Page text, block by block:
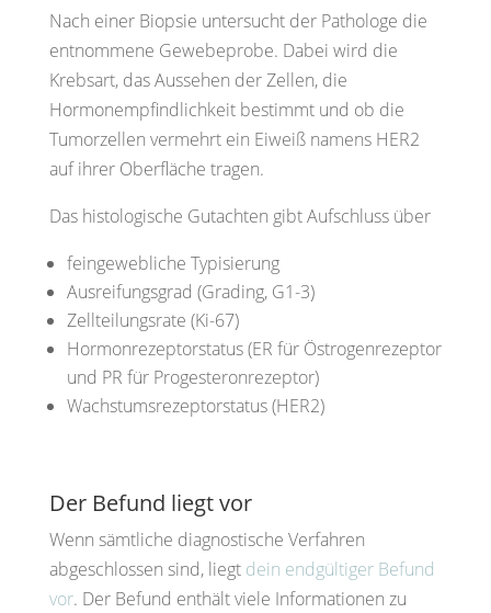
Nach einer Biopsie untersucht der Pathologe die
entnommene Gewebeprobe. Dabei wird die
Krebsart, das Aussehen der Zellen, die
Hormonempfindlichkeit bestimmt und ob die
Tumorzellen vermehrt ein Eiweiß namens HER2
auf ihrer Oberfläche tragen.
Das histologische Gutachten gibt Aufschluss über
feingewebliche Typisierung
Ausreifungsgrad (Grading, G1-3)
Zellteilungsrate (Ki-67)
Hormonrezeptorstatus (ER für Östrogenrezeptor
und PR für Progesteronrezeptor)
Wachstumsrezeptorstatus (HER2)
Der Befund liegt vor
Wenn sämtliche diagnostische Verfahren
abgeschlossen sind, liegt dein endgültiger Befund
vor. Der Befund enthält viele Informationen zu